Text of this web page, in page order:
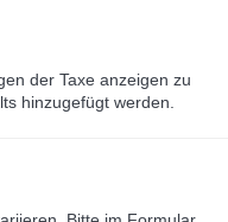
der Taxe anzeigen zu
hinzugefügt werden.